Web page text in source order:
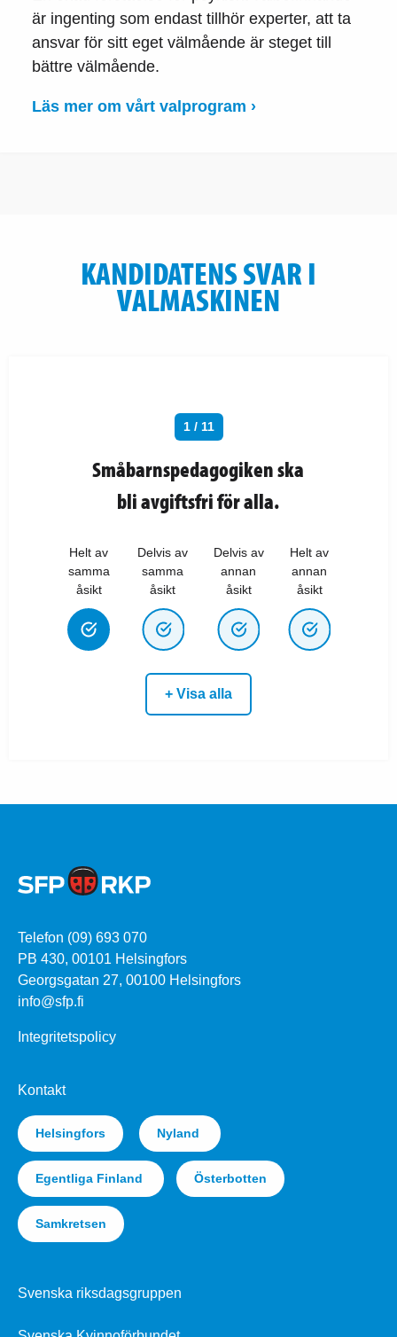
är ingenting som endast tillhör experter, att ta
ansvar för sitt eget välmående är steget till
bättre välmående.
Läs mer om vårt valprogram ›
KANDIDATENS SVAR I
VALMASKINEN
1 / 11
Småbarnspedagogiken ska
bli avgiftsfri för alla.
Helt av
samma
åsikt
Delvis av
samma
åsikt
Delvis av
annan
åsikt
Helt av
annan
åsikt
+ Visa alla
Telefon (09) 693 070
PB 430, 00101 Helsingfors
Georgsgatan 27, 00100 Helsingfors
info@sfp.fi
Integritetspolicy
Kontakt
Helsingfors Nyland
Egentliga Finland Österbotten
Samkretsen
Svenska riksdagsgruppen